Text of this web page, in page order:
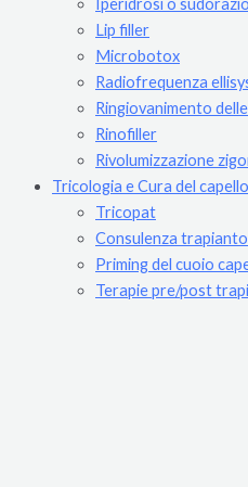
Iperidrosi o
Lip filler
Microbotox
Radiofrequenza
Ringiovanimento
Rinofiller
Rivolumizzazione
Tricologia e Cura del capello
Tricopat
Consulenza
Priming del cuoio
Terapie pre/post